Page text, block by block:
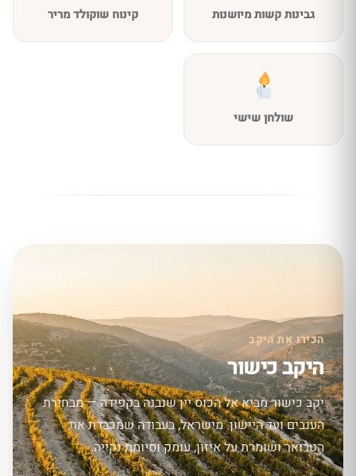
גבינות קשות מיושנות קינוח שוקולד מריר
שולחן שישי
הכירו את היקב
היקב כישור
יקב כישור מביא אל הכוס יין שנבנה בקפידה — מבחירת
הענבים ועד היישון. מישראל, בעבודה שמכבדת את
הטרואר ושומרת על איזון, עומק וסיומת נקייה.